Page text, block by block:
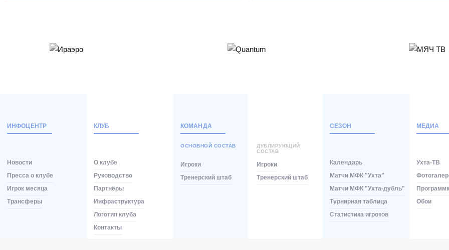
ИНФОЦЕНТР
Новости
Пресса о клубе
Игрок месяца
Трансферы
КЛУБ
О клубе
Руководство
Партнёры
Инфраструктура
Логотип клуба
Контакты
КОМАНДА
ОСНОВНОЙ СОСТАВ
ДУБЛИРУЮЩИЙ
СОСТАВ
Игроки
Тренерский штаб
Игроки
Тренерский штаб
СЕЗОН
Календарь
Матчи МФК "Ухта"
Матчи МФК "Ухта-дубль"
Турнирная таблица
Статистика игроков
МЕДИА
Ухта-ТВ
Обои